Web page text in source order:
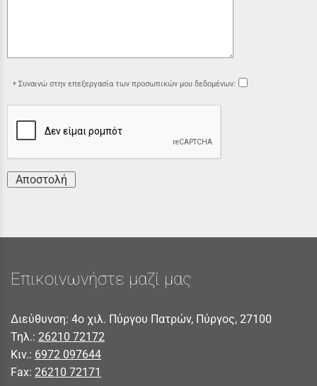
Συναινώ στην επεξεργασία των προσωπικών μου δεδομένων:
Αποστολή
Επικοινωνήστε μαζί μας
Διεύθυνση: 4ο χιλ. Πύργου Πατρών, Πύργος, 27100
Τηλ.: 26210 72172
Κιν.: 6972 097644
Fax: 26210 72171